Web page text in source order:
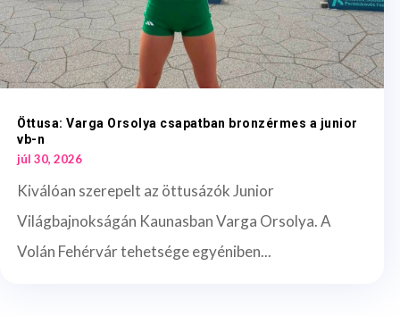
Öttusa: Varga Orsolya csapatban bronzérmes a junior
vb-n
júl 30, 2026
Kiválóan szerepelt az öttusázók Junior
Világbajnokságán Kaunasban Varga Orsolya. A
Volán Fehérvár tehetsége egyéniben...